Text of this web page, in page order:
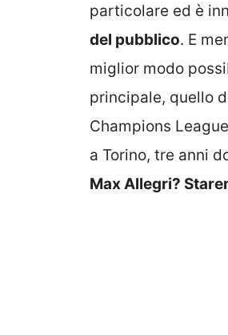
particolare ed è
del pubblico. E
miglior modo
principale, quello
Champions
a Torino, tre anni
Max Allegri?